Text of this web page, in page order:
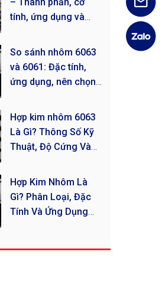
– Thành phần, cơ
tính, ứng dụng và
So sánh nhôm 6063
và 6061: Đặc tính,
ứng dụng, nên chọn
Hợp kim nhôm 6063
Là Gì? Thông Số Kỹ
Thuật, Độ Cứng Và
Hợp Kim Nhôm Là
Gì? Phân Loại, Đặc
Tính Và Ứng Dụng